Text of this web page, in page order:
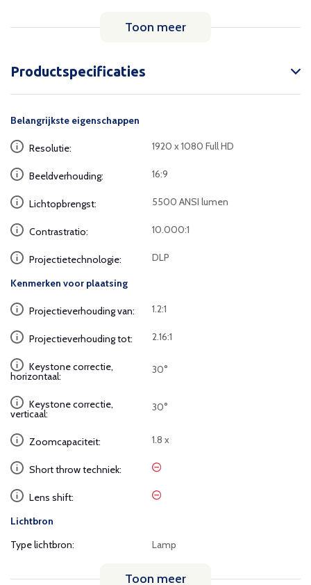
Toon meer
Productspecificaties
Belangrijkste eigenschappen
Resolutie: 1920 x 1080 Full HD
Beeldverhouding: 16:9
Lichtopbrengst: 5500 ANSI lumen
Contrastratio: 10.000:1
Projectietechnologie: DLP
Kenmerken voor plaatsing
Projectieverhouding van: 1.2:1
Projectieverhouding tot: 2.16:1
Keystone correctie,
horizontaal:
30°
Keystone correctie,
verticaal:
30°
Zoomcapaciteit: 1.8 x
Short throw techniek:
Lens shift:
Lichtbron
Type lichtbron:
Lamp
Toon meer